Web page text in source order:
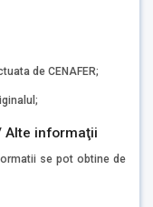
de CENAFER;
Alte informaţii
se pot obtine de